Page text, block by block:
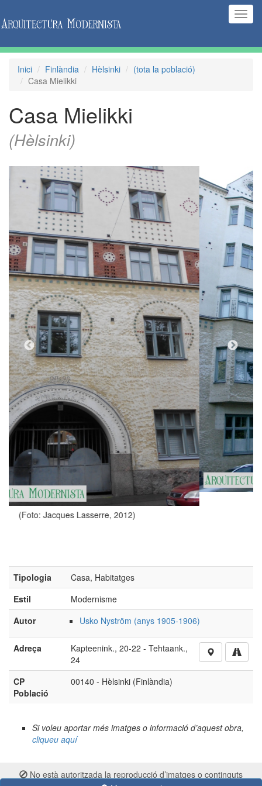
Inici Finlàndia Hèlsinki
(tota la població)
Casa Mielikki
Casa Mielikki
(Hèlsinki)
(Foto: Valentí Pons Toujouse, 2002)
Tipologia
Casa, Habitatges
Estil
Modernisme
Autor
Usko Nyström (anys 1905-1906)
Adreça
Kapteenink., 20-22 - Tehtaank.,
24
CP
Població
00140 - Hèlsinki (Finlàndia)
cliqueu aquí
sense el consentiment exprés de l'autor